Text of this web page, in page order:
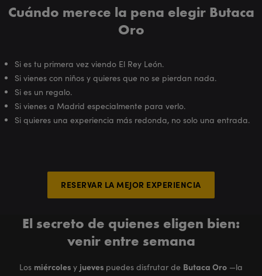
Cuándo merece la pena elegir Butaca
Oro
Si es tu primera vez viendo El Rey León.
Si vienes con niños y quieres que no se pierdan nada.
Si es un regalo.
Si vienes a Madrid especialmente para verlo.
Si quieres una experiencia más redonda, no solo una entrada.
RESERVAR LA MEJOR EXPERIENCIA
El secreto de quienes eligen bien:
venir entre semana
Los miércoles y jueves puedes disfrutar de Butaca Oro —la